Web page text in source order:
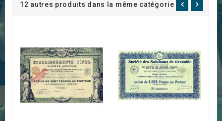
12 autres produits dans la même catégorie :